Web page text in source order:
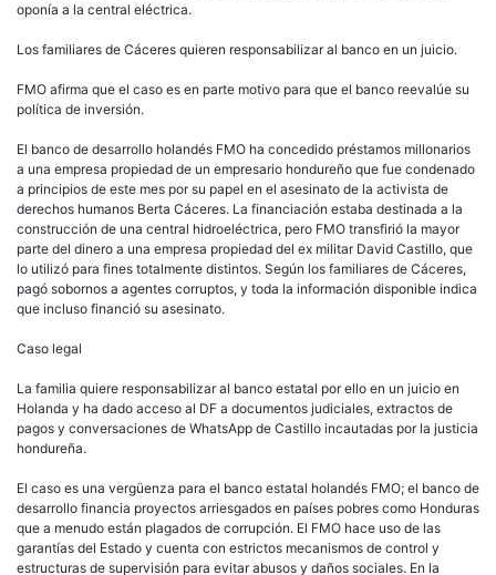
oponía a la central eléctrica.
Los familiares de Cáceres quieren responsabilizar al banco en un juicio.
FMO afirma que el caso es en parte motivo para que el banco reevalúe su
política de inversión.
El banco de desarrollo holandés FMO ha concedido préstamos millonarios
a una empresa propiedad de un empresario hondureño que fue condenado
a principios de este mes por su papel en el asesinato de la activista de
derechos humanos Berta Cáceres. La financiación estaba destinada a la
construcción de una central hidroeléctrica, pero FMO transfirió la mayor
parte del dinero a una empresa propiedad del ex militar David Castillo, que
lo utilizó para fines totalmente distintos. Según los familiares de Cáceres,
pagó sobornos a agentes corruptos, y toda la información disponible indica
que incluso financió su asesinato.
Caso legal
La familia quiere responsabilizar al banco estatal por ello en un juicio en
Holanda y ha dado acceso al DF a documentos judiciales, extractos de
pagos y conversaciones de WhatsApp de Castillo incautadas por la justicia
hondureña.
El caso es una vergüenza para el banco estatal holandés FMO; el banco de
desarrollo financia proyectos arriesgados en países pobres como Honduras
que a menudo están plagados de corrupción. El FMO hace uso de las
garantías del Estado y cuenta con estrictos mecanismos de control y
estructuras de supervisión para evitar abusos y daños sociales. En la